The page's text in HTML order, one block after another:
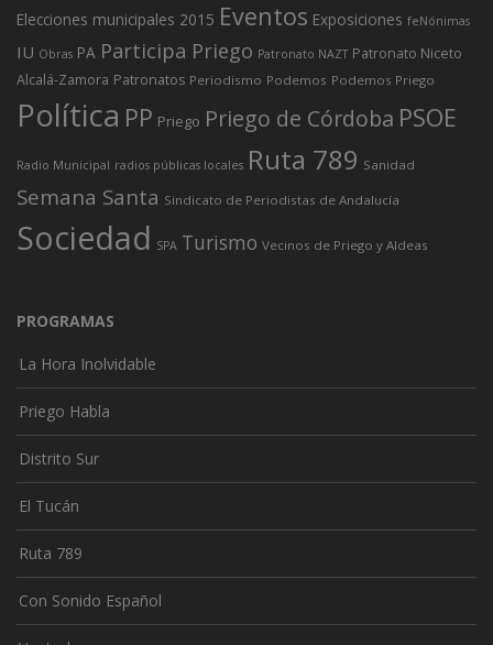
Elecciones municipales 2015 Eventos Exposiciones feNónimas
IU Obras PA Participa Priego Patronato NAZT Patronato Niceto
Alcalá-Zamora Patronatos Periodismo Podemos Podemos Priego
Política PP Priego Priego de Córdoba PSOE
Radio Municipal radios públicas locales Ruta 789 Sanidad
Semana Santa Sindicato de Periodistas de Andalucía
Sociedad SPA Turismo Vecinos de Priego y Aldeas
PROGRAMAS
La Hora Inolvidable
Priego Habla
Distrito Sur
El Tucán
Ruta 789
Con Sonido Español